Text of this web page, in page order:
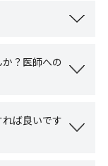
？医師への
ば良いです